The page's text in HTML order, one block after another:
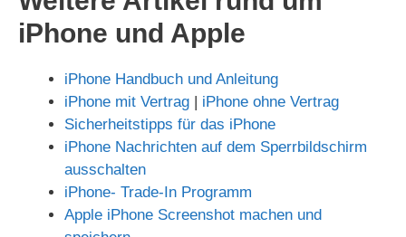
iPhone und Apple
iPhone Handbuch und Anleitung
iPhone mit Vertrag | iPhone ohne Vertrag
Sicherheitstipps für das iPhone
iPhone Nachrichten auf dem Sperrbildschirm
ausschalten
iPhone- Trade-In Programm
Apple iPhone Screenshot machen und